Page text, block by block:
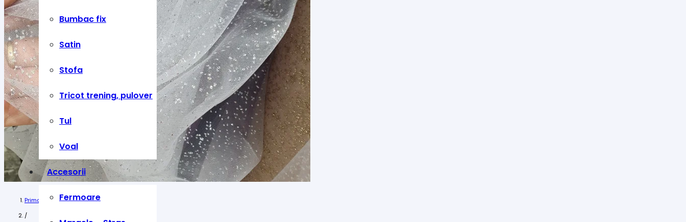
Bumbac fix
Satin
Stofa
Tricot trening, pulover
Tul
Voal
Accesorii
Fermoare
Prima pagină
/